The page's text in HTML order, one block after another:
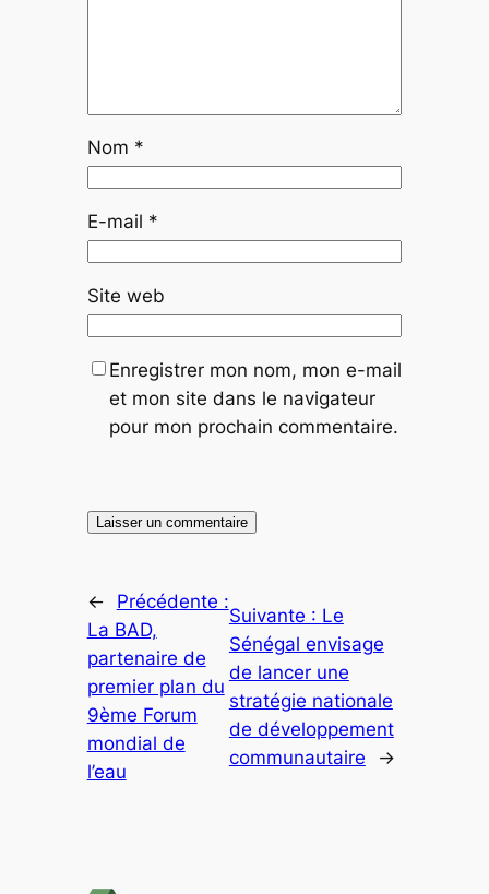
Nom *
E-mail *
Site web
Enregistrer mon nom, mon e-mail
et mon site dans le navigateur
pour mon prochain commentaire.
←
Précédente :
La BAD,
partenaire de
premier plan du
9ème Forum
mondial de
l’eau
Suivante : Le
Sénégal envisage
de lancer une
stratégie nationale
de développement
communautaire
→